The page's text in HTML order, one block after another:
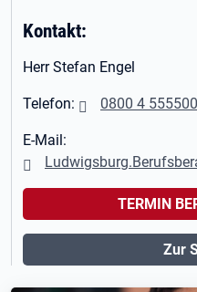
Kontakt:
Herr Stefan Engel
Telefon: 0800 4 555500
E-Mail:
TERMIN
Zur